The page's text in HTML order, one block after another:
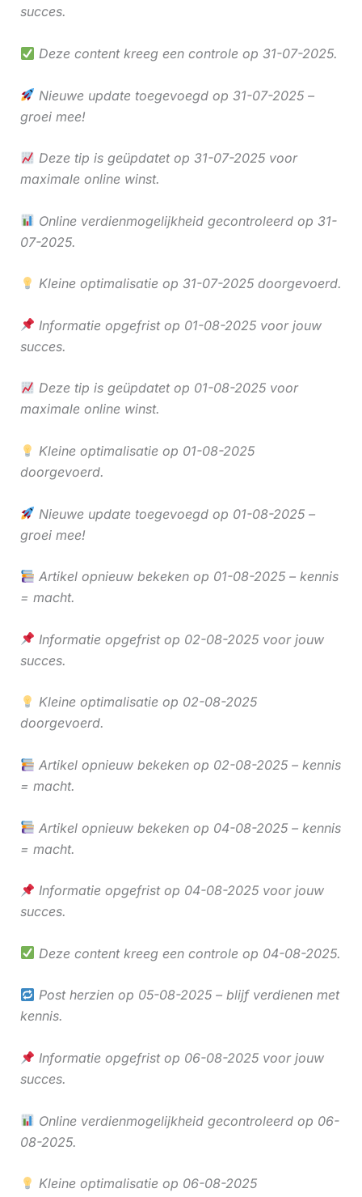
succes.
Deze content kreeg een controle op 31-07-2025.
Nieuwe update toegevoegd op 31-07-2025 –
groei mee!
Deze tip is geüpdatet op 31-07-2025 voor
maximale online winst.
Online verdienmogelijkheid gecontroleerd op 31-
07-2025.
Kleine optimalisatie op 31-07-2025 doorgevoerd.
Informatie opgefrist op 01-08-2025 voor jouw
succes.
Deze tip is geüpdatet op 01-08-2025 voor
maximale online winst.
Kleine optimalisatie op 01-08-2025
doorgevoerd.
Nieuwe update toegevoegd op 01-08-2025 –
groei mee!
Artikel opnieuw bekeken op 01-08-2025 – kennis
= macht.
Informatie opgefrist op 02-08-2025 voor jouw
succes.
Kleine optimalisatie op 02-08-2025
doorgevoerd.
Artikel opnieuw bekeken op 02-08-2025 – kennis
= macht.
Artikel opnieuw bekeken op 04-08-2025 – kennis
= macht.
Informatie opgefrist op 04-08-2025 voor jouw
succes.
Deze content kreeg een controle op 04-08-2025.
Post herzien op 05-08-2025 – blijf verdienen met
kennis.
Informatie opgefrist op 06-08-2025 voor jouw
succes.
Online verdienmogelijkheid gecontroleerd op 06-
08-2025.
Kleine optimalisatie op 06-08-2025